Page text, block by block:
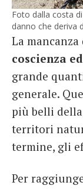
Foto dalla costa
danno che deriva
La mancanza
coscienza
grande
generale.
più belli
territori
termine, gli
Per